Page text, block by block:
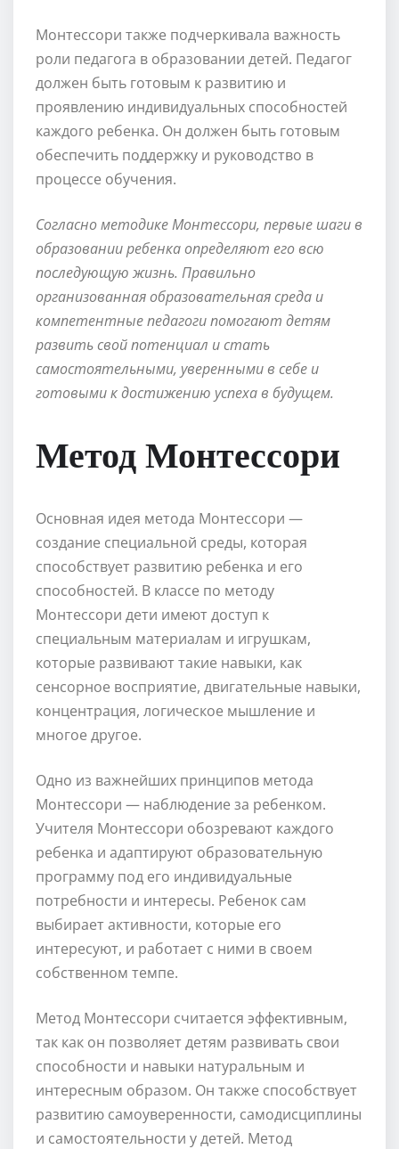
Монтессори также подчеркивала важность
роли педагога в образовании детей. Педагог
должен быть готовым к развитию и
проявлению индивидуальных способностей
каждого ребенка. Он должен быть готовым
обеспечить поддержку и руководство в
процессе обучения.
Согласно методике Монтессори, первые шаги в
образовании ребенка определяют его всю
последующую жизнь. Правильно
организованная образовательная среда и
компетентные педагоги помогают детям
развить свой потенциал и стать
самостоятельными, уверенными в себе и
готовыми к достижению успеха в будущем.
Метод Монтессори
Основная идея метода Монтессори —
создание специальной среды, которая
способствует развитию ребенка и его
способностей. В классе по методу
Монтессори дети имеют доступ к
специальным материалам и игрушкам,
которые развивают такие навыки, как
сенсорное восприятие, двигательные навыки,
концентрация, логическое мышление и
многое другое.
Одно из важнейших принципов метода
Монтессори — наблюдение за ребенком.
Учителя Монтессори обозревают каждого
ребенка и адаптируют образовательную
программу под его индивидуальные
потребности и интересы. Ребенок сам
выбирает активности, которые его
интересуют, и работает с ними в своем
собственном темпе.
Метод Монтессори считается эффективным,
так как он позволяет детям развивать свои
способности и навыки натуральным и
интересным образом. Он также способствует
развитию самоуверенности, самодисциплины
и самостоятельности у детей. Метод